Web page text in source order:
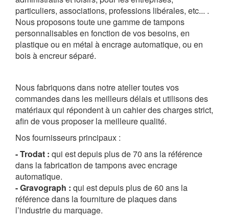
particuliers, associations, professions libérales, etc... .
Nous proposons toute une gamme de tampons
personnalisables en fonction de vos besoins, en
plastique ou en métal à encrage automatique, ou en
bois à encreur séparé.
Nous fabriquons dans notre atelier toutes vos
commandes dans les meilleurs délais et utilisons des
matériaux qui répondent à un cahier des charges strict,
afin de vous proposer la meilleure qualité.
Nos fournisseurs principaux :
- Trodat : qui est depuis plus de 70 ans la référence
dans la fabrication de tampons avec encrage
automatique.
- Gravograph : qui est depuis plus de 60 ans la
référence dans la fourniture de plaques dans
l’industrie du marquage.